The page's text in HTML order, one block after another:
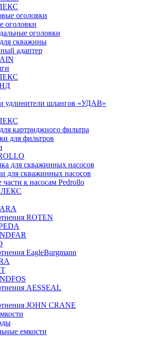
оголовки
оголовки
оголовки
скважины
адаптер
удлинители шлангов «УДАВ»
картриджного фильтра
для фильтров
для скважинных насосов
для скважинных насосов
части к насосам Pedrollo
ROTEN
EagleBurgmann
AESSEAL
JOHN CRANE
емкости